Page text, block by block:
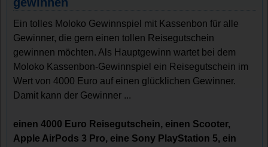
Ein tolles Moloko Gewinnspiel mit Kassenbon für alle
Gewinner, die gern einen tollen Reisegutschein
gewinnen möchten. Als Hauptgewinn wartet bei dem
Moloko Kassenbon-Gewinnspiel ein Reisegutschein im
Wert von 4000 Euro auf einen glücklichen Gewinner.
Damit kann der Gewinner ...
einen 4000 Euro Reisegutschein, einen Scooter,
Apple AirPods 3 Pro, eine Sony PlayStation 5, ein